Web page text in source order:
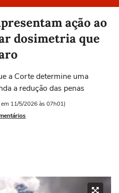
ação ao
dosimetria que
a Corte determine uma
a redução das penas
11/5/2026 às 07h01)